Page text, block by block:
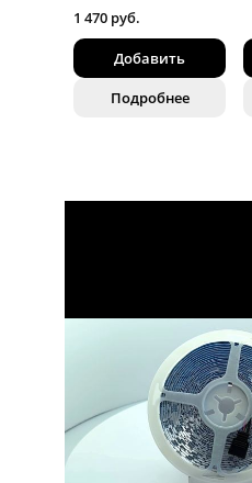
1 470 руб.
Добавить
Подробнее